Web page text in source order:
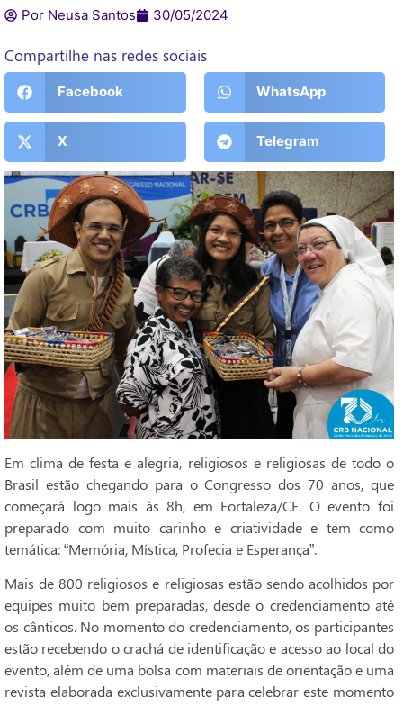
Por Neusa Santos 30/05/2024
Compartilhe nas redes sociais
Facebook WhatsApp
X Telegram
Em clima de festa e alegria, religiosos e religiosas de todo o
Brasil estão chegando para o Congresso dos 70 anos, que
começará logo mais às 8h, em Fortaleza/CE. O evento foi
preparado com muito carinho e criatividade e tem como
temática: “Memória, Mística, Profecia e Esperança”.
Mais de 800 religiosos e religiosas estão sendo acolhidos por
equipes muito bem preparadas, desde o credenciamento até
os cânticos. No momento do credenciamento, os participantes
estão recebendo o crachá de identificação e acesso ao local do
evento, além de uma bolsa com materiais de orientação e uma
revista elaborada exclusivamente para celebrar este momento